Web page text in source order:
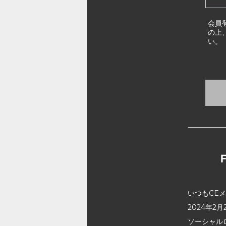
会員
の上
い。
いつもCE
2024年2月
ソーシャ